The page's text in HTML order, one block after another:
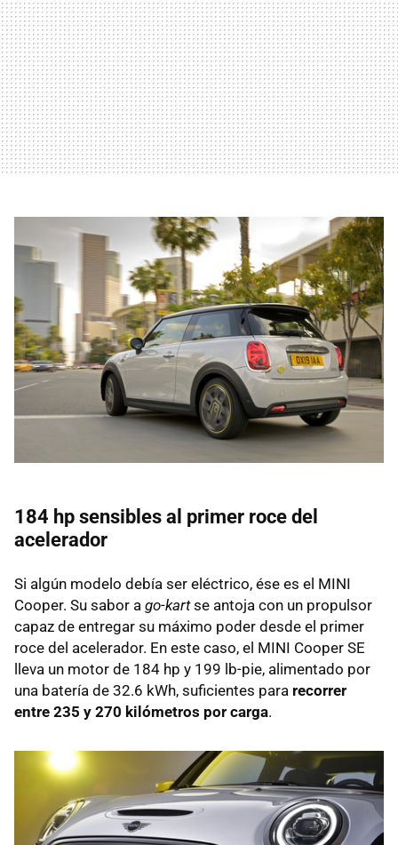
184 hp sensibles al primer roce del
acelerador
Si algún modelo debía ser eléctrico, ése es el MINI
Cooper. Su sabor a go-kartse antoja con un propulsor
capaz de entregar su máximo poder desde el primer
roce del acelerador. En este caso, el MINI Cooper SE
lleva un motor de 184 hp y 199 lb-pie, alimentado por
una batería de 32.6 kWh, suficientes para recorrer
entre 235 y 270 kilómetros por carga.